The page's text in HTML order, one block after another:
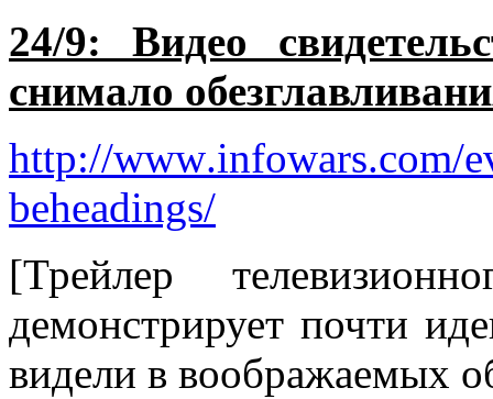
24/9: Видео
снимало
http://www.infowars.com/
beheadings/
[Трейлер
демонстрирует почти
видели в воображаемых